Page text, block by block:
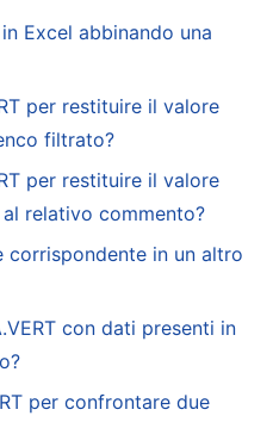
Excel abbinando una
per restituire il valore
filtrato?
per restituire il valore
relativo commento?
corrispondente in un altro
con dati presenti in
per confrontare due